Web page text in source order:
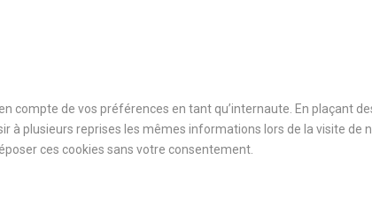
compte de vos préférences en tant qu’internaute. En plaçant
à plusieurs reprises les mêmes informations lors de la visite de
ces cookies sans votre consentement.